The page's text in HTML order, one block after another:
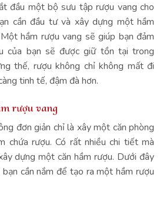
đầu một bộ sưu tập rượu vang cho
cần đầu tư và xây dựng một hầm
hầm rượu vang sẽ giúp bạn đảm
của bạn sẽ được giữ tồn tại trong
thế, rượu không chỉ không mất đi
tinh tế, đậm đà hơn.
rượu vang
đơn giản chỉ là xây một căn phòng
chứa rượu. Có rất nhiều chi tiết mà
dựng một căn hầm rượu. Dưới đây
cần nắm để tạo ra một hầm rượu